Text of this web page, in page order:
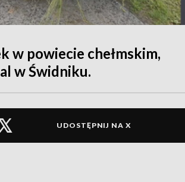
w powiecie chełmskim,
w Świdniku.
UDOSTĘPNIJ NA X